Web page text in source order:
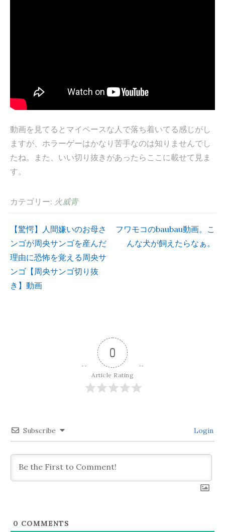
動画を見てるとマイペースな人で落ち着いてる感じがし
ますが、ホラーゲーはかなり苦手なのは知りませんでし
たね。また、いい切り抜きがあったらここに載せて見ま
す。
カテゴリー: 火威青
投
稿
ナ
ョ
ン
【驚愕】人間嫌いのお母さ
ンゴが周央サンゴを産んだ
理由に恐怖を覚える周央サ
ンゴ【周央サンゴ切り抜
き】動画
フワモコのbaubau動画。こ
んな犬が飼えたらなぁ。
0
Article Rating
Subscribe Login
0 COMMENTS